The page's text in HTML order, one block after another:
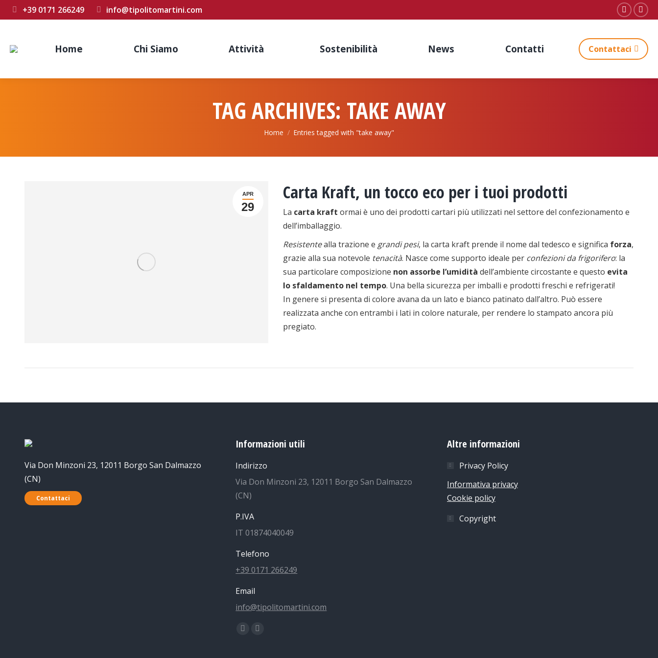
+39 0171 266249 info@tipolitomartini.com
opens
in
new
in
new
Home Chi Siamo Attività Sostenibilità News Contatti Contattaci
TAG ARCHIVES: TAKE AWAY
You are here:
Home Entries tagged with "take away"
APR
29
Carta Kraft, un tocco eco per i tuoi prodotti
La carta kraft ormai è uno dei prodotti cartari più utilizzati nel settore del confezionamento e
dell’imballaggio.
Resistentealla trazione e grandi pesi, la carta kraft prende il nome dal tedesco e significa forza,
grazie alla sua notevole tenacità. Nasce come supporto ideale per confezioni da frigorifero: la
sua particolare composizione non assorbe l’umidità dell’ambiente circostante e questo evita
lo sfaldamento nel tempo. Una bella sicurezza per imballi e prodotti freschi e refrigerati!
In genere si presenta di colore avana da un lato e bianco patinato dall’altro. Può essere
realizzata anche con entrambi i lati in colore naturale, per rendere lo stampato ancora più
pregiato.
Via Don Minzoni 23, 12011 Borgo San Dalmazzo
(CN)
Contattaci
Informazioni utili
Indirizzo
Via Don Minzoni 23, 12011 Borgo San Dalmazzo
(CN)
P.IVA
IT 01874040049
Telefono
+39 0171 266249
Email
info@tipolitomartini.com
Find us on:
Altre informazioni
Privacy Policy
Informativa privacy
Cookie policy
Copyright